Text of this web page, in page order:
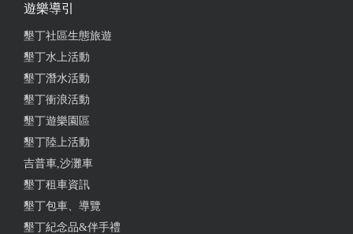
遊樂導引
墾丁社區生態旅遊
墾丁水上活動
墾丁潛水活動
墾丁衝浪活動
墾丁遊樂園區
墾丁陸上活動
吉普車,沙灘車
墾丁租車資訊
墾丁包車、導覽
墾丁紀念品&伴手禮